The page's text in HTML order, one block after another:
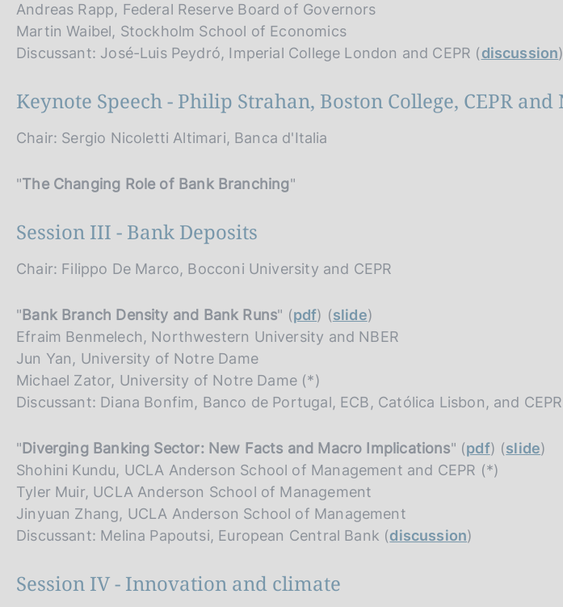
Andreas Rapp, Federal Reserve Board of Governors
Martin Waibel, Stockholm School of Economics
Discussant: José-Luis Peydró, Imperial College London and CEPR (discussion)
Keynote Speech - Philip Strahan, Boston College, CEPR and
Chair: Sergio Nicoletti Altimari, Banca d'Italia
"The Changing Role of Bank Branching"
Session III - Bank Deposits
Chair: Filippo De Marco, Bocconi University and CEPR
" Bank Branch Density and Bank Runs" (pdf) (slide)
Efraim Benmelech, Northwestern University and NBER
Jun Yan, University of Notre Dame
Michael Zator, University of Notre Dame (*)
Discussant: Diana Bonfim, Banco de Portugal, ECB, Católica Lisbon, and
" Diverging Banking Sector: New Facts and Macro Implications" (pdf) (slide)
Shohini Kundu, UCLA Anderson School of Management and CEPR (*)
Tyler Muir, UCLA Anderson School of Management
Jinyuan Zhang, UCLA Anderson School of Management
Discussant: Melina Papoutsi, European Central Bank (discussion)
Session IV - Innovation and climate